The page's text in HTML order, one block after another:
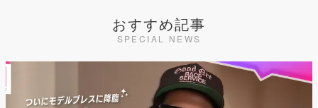
おすすめ記事
SPECIAL NEWS